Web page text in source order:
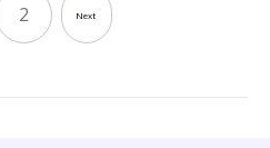
2 Next